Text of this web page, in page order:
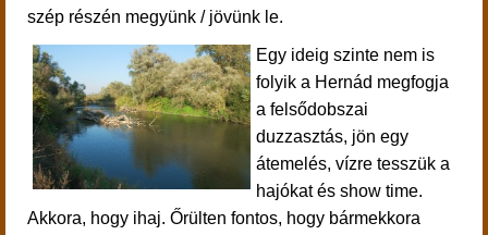
szép részén megyünk / jövünk le.
Egy ideig szinte nem is
folyik a Hernád megfogja
a felsődobszai
duzzasztás, jön egy
átemelés, vízre tesszük a
hajókat és show time.
Akkora, hogy ihaj. Őrülten fontos, hogy bármekkora